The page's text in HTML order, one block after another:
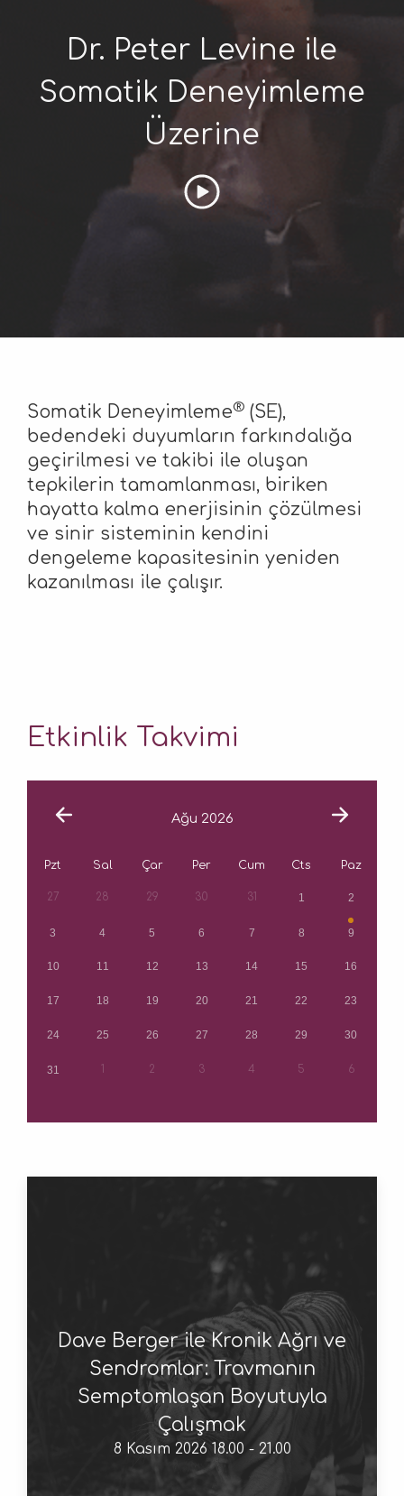
Dr. Peter Levine ile
Somatik Deneyimleme
Üzerine
Somatik Deneyimleme® (SE),
bedendeki duyumların farkındalığa
geçirilmesi ve takibi ile oluşan
tepkilerin tamamlanması, biriken
hayatta kalma enerjisinin çözülmesi
ve sinir sisteminin kendini
dengeleme kapasitesinin yeniden
kazanılması ile çalışır.
Etkinlik Takvimi
Ağu 2026
Pzt Sal Çar Per Cum Cts Paz
27 28 29 30 31 1 2
3 4 5 6 7 8 9
10 11 12 13 14 15 16
17 18 19 20 21 22 23
24 25 26 27 28 29 30
31 2 3 4 5 6
Dave Berger ile Kronik Ağrı ve
Sendromlar: Travmanın
Semptomlaşan Boyutuyla
Çalışmak
8 Kasım 2026 18.00 - 21.00